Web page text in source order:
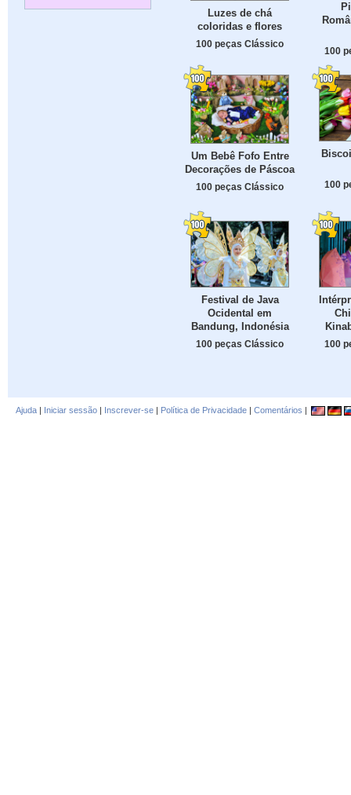
Luzes de chá
coloridas e flores
100 peças Clássico
100
Um Bebê Fofo Entre
Decorações de Páscoa
100 peças Clássico 100
Festival de Java
Ocidental em
Bandung, Indonésia
100 peças Clássico 100
Ajuda | Iniciar sessão | Inscrever-se | Política de Privacidade | Comentários |